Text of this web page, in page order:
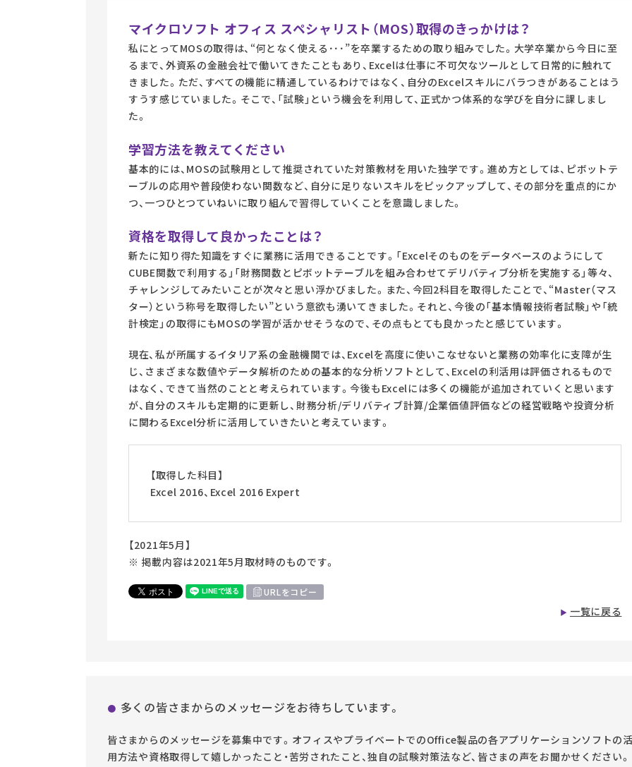
マイクロソフト オフィス スペシャリスト（MOS）取得のきっかけは？
私にとってMOSの取得は、“何となく使える･･･”を卒業するための取り組みでした。大学卒業から今日に至
るまで、外資系の金融会社で働いてきたこともあり、Excelは仕事に不可欠なツールとして日常的に触れて
きました。ただ、すべての機能に精通しているわけではなく、自分のExcelスキルにバラつきがあることはう
すうす感じていました。そこで、「試験」という機会を利用して、正式かつ体系的な学びを自分に課しまし
た。
学習方法を教えてください
基本的には、MOSの試験用として推奨されていた対策教材を用いた独学です。進め方としては、ピボットテ
ーブルの応用や普段使わない関数など、自分に足りないスキルをピックアップして、その部分を重点的にか
つ、一つひとつていねいに取り組んで習得していくことを意識しました。
資格を取得して良かったことは？
新たに知り得た知識をすぐに業務に活用できることです。「Excelそのものをデータベースのようにして
CUBE関数で利用する」「財務関数とピボットテーブルを組み合わせてデリバティブ分析を実施する」等々、
チャレンジしてみたいことが次々と思い浮かびました。また、今回2科目を取得したことで、“Master（マス
ター）という称号を取得したい”という意欲も湧いてきました。それと、今後の「基本情報技術者試験」や「統
計検定」の取得にもMOSの学習が活かせそうなので、その点もとても良かったと感じています。
現在、私が所属するイタリア系の金融機関では、Excelを高度に使いこなせないと業務の効率化に支障が生
じ、さまざまな数値やデータ解析のための基本的な分析ソフトとして、Excelの利活用は評価されるもので
はなく、できて当然のことと考えられています。今後もExcelには多くの機能が追加されていくと思います
が、自分のスキルも定期的に更新し、財務分析/デリバティブ計算/企業価値評価などの経営戦略や投資分析
に関わるExcel分析に活用していきたいと考えています。
【取得した科目】
Excel 2016、Excel 2016 Expert
【2021年5月】
※ 掲載内容は2021年5月取材時のものです。
URLをコピー
一覧に戻る
多くの皆さまからのメッセージをお待ちしています。
皆さまからのメッセージを募集中です。オフィスやプライベートでのOffice製品の各アプリケーションソフトの
用方法や資格取得して嬉しかったこと・苦労されたこと、独自の試験対策法など、皆さまの声をお聞かせください。